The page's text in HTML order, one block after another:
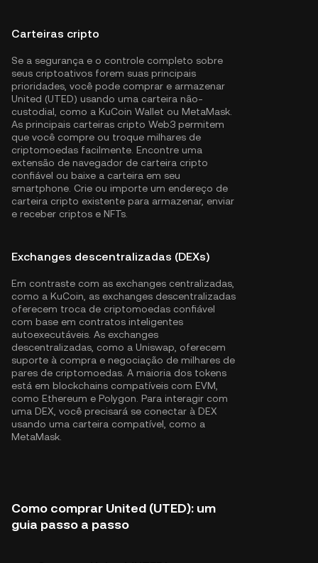
Carteiras cripto
Se a segurança e o controle completo sobre
seus criptoativos forem suas principais
prioridades, você pode comprar e armazenar
United (UTED) usando uma carteira não-
custodial, como a KuCoin Wallet ou MetaMask.
As principais carteiras cripto Web3 permitem
que você compre ou troque milhares de
criptomoedas facilmente. Encontre uma
extensão de navegador de carteira cripto
confiável ou baixe a carteira em seu
smartphone. Crie ou importe um endereço de
carteira cripto existente para armazenar, enviar
e receber criptos e NFTs.
Exchanges descentralizadas (DEXs)
Em contraste com as exchanges centralizadas,
como a KuCoin, as exchanges descentralizadas
oferecem troca de criptomoedas confiável
com base em contratos inteligentes
autoexecutáveis. As exchanges
descentralizadas, como a Uniswap, oferecem
suporte à compra e negociação de milhares de
pares de criptomoedas. A maioria dos tokens
está em blockchains compatíveis com EVM,
como Ethereum e Polygon . Para interagir com
uma DEX, você precisará se conectar à DEX
usando uma carteira compatível, como a
MetaMask.
Como comprar United (UTED): um
guia passo a passo